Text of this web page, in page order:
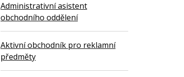
Administrativní asistent
obchodního oddělení
Aktivní obchodník pro reklamní
předměty